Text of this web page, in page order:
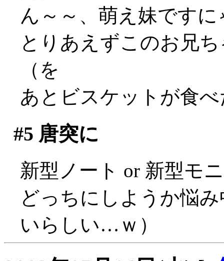
ん～～、萌え妹です
とりあえずこのお兄
（を
あとビスケットが食
#5 唐突に
新型ノート or 新型モ
どっちにしようか悩
いらしい…ｗ）